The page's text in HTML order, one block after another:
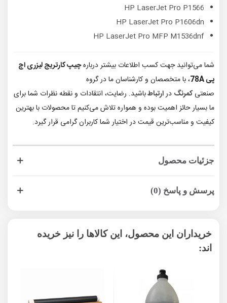
HP LaserJet Pro P1566
HP LaserJet Pro P1606dn
HP LaserJet Pro MFP M1536dnf
شما می‌توانید جهت کسب اطلاعات بیشتر دربارهچیپ کارتریج لیزری اچ
پی 78A
، با متخصصان و کارشناسان ما در گروه
صنعتیکمرنگ درارتباطباشید. رضایت، انتقادات و نقطه نظرات شما برای
ما بسیار حائز اهمیت بوده و همواره تلاش می‌کنیم تا محصولات با بهترین
کیفیت و مناسب‌ترین قیمت در اختیار شما کاربران گرامی قرار گیرد.
جزئیات محصول
پرسش و پاسخ (0)
خریداران این محصول، این کالاها را نیز خریده
اند: